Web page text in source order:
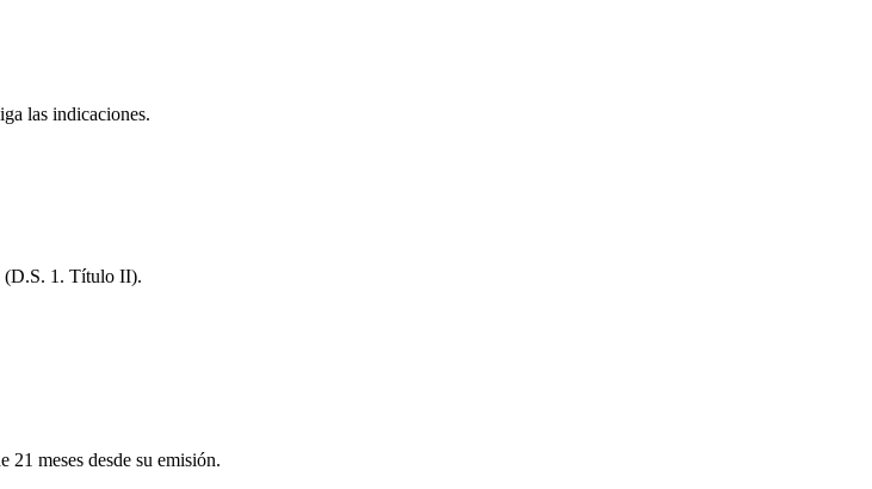
las indicaciones.
(D.S. 1. Título II).
21 meses desde su emisión.